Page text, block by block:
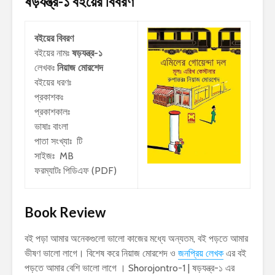
বইয়ের বিবরণ
বইয়ের নামঃ ষড়যন্ত্র-১
লেখকঃ নিয়াজ মোরশেদ
বইয়ের ধরণঃ
প্রকাশকঃ
প্রকাশকালঃ
ভাষাঃ বাংলা
পাতা সংখ্যাঃ টি
সাইজঃ MB
ফরম্যাটঃ পিডিএফ (PDF)
Book Review
বই পড়া আমার অনেকগুলো ভালো কাজের মধ্যে অন্যতম, বই পড়তে আমার
ভীষণ ভালো লাগে। বিশেষ করে নিয়াজ মোরশেদ ও জনপ্রিয় লেখক এর বই
পড়তে আমার বেশি ভালো লাগে । Shorojontro-1 | ষড়যন্ত্র-১ এর